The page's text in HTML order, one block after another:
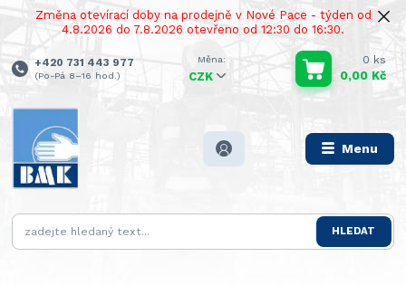
Změna otevírací doby na prodejně v Nové Pace - týden od
4.8.2026 do 7.8.2026 otevřeno od 12:30 do 16:30.
Menu
CZK
HLEDAT
+420 731 443 977
(Po-Pá 8–16 hod.)
0 ks
0,00 Kč